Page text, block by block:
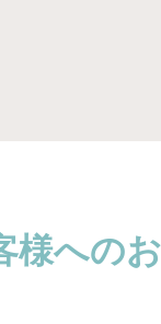
様への